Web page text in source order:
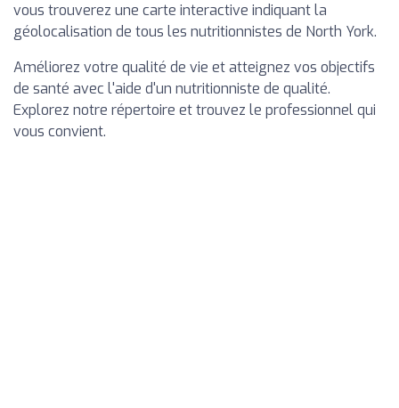
vous trouverez une carte interactive indiquant la
géolocalisation de tous les nutritionnistes de North York.
Améliorez votre qualité de vie et atteignez vos objectifs
de santé avec l'aide d'un nutritionniste de qualité.
Explorez notre répertoire et trouvez le professionnel qui
vous convient.